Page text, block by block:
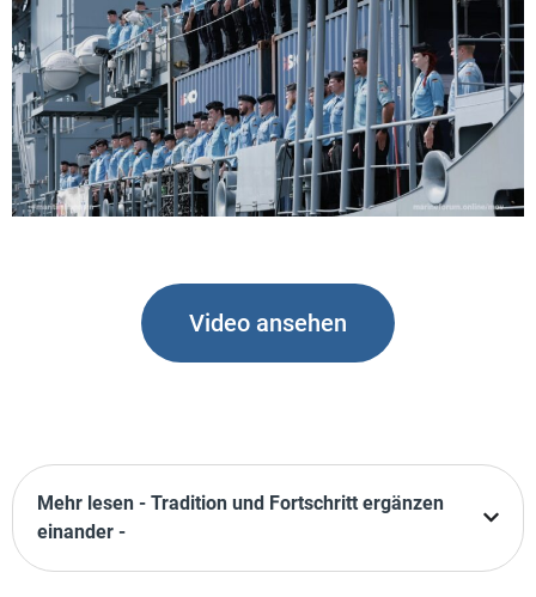
Video ansehen
Mehr lesen - Tradition und Fortschritt ergänzen
einander -